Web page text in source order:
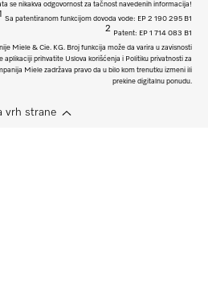
se nikakva odgovornost za tačnost navedenih informacija!
Sa patentiranom funkcijom dovoda vode: EP 2 190 295 B1
2
Patent: EP 1 714 083 B1
Miele & Cie. KG. Broj funkcija može da varira u zavisnosti
aplikaciji prihvatite Uslova korišćenja i Politiku privatnosti za
Miele zadržava pravo da u bilo kom trenutku izmeni ili
prekine digitalnu ponudu.
vrh strane